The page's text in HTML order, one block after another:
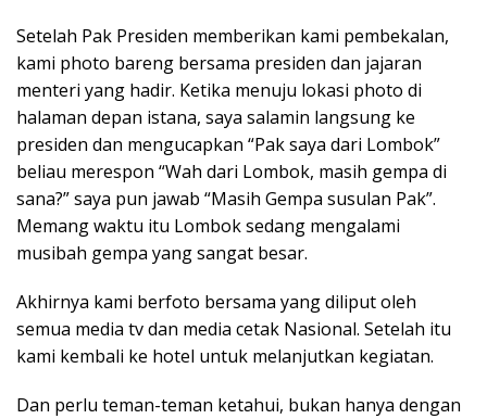
Setelah Pak Presiden memberikan kami pembekalan,
kami photo bareng bersama presiden dan jajaran
menteri yang hadir. Ketika menuju lokasi photo di
halaman depan istana, saya salamin langsung ke
presiden dan mengucapkan “Pak saya dari Lombok”
beliau merespon “Wah dari Lombok, masih gempa di
sana?” saya pun jawab “Masih Gempa susulan Pak”.
Memang waktu itu Lombok sedang mengalami
musibah gempa yang sangat besar.
Akhirnya kami berfoto bersama yang diliput oleh
semua media tv dan media cetak Nasional. Setelah itu
kami kembali ke hotel untuk melanjutkan kegiatan.
Dan perlu teman-teman ketahui, bukan hanya dengan